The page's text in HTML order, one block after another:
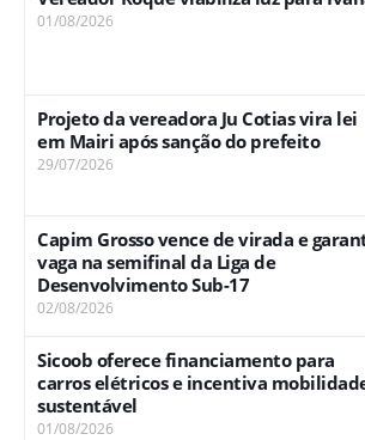
01/08/2026
Projeto da vereadora Ju Cotias vira lei
em Mairi após sanção do prefeito
29/07/2026
Capim Grosso vence de virada e
vaga na semifinal da Liga de
Desenvolvimento Sub-17
02/08/2026
Sicoob oferece financiamento para
carros elétricos e incentiva
sustentável
01/08/2026